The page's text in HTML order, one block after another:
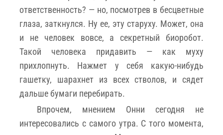
ответственность? — но, посмотрев в бесцветные
глаза, заткнулся. Ну ее, эту старуху. Может, она
и не человек вовсе, а секретный биоробот.
Такой человека придавить — как муху
прихлопнуть. Нажмет у себя какую-нибудь
гашетку, шарахнет из всех стволов, и сядет
дальше бумаги перебирать.
Впрочем, мнением Онни сегодня не
интересовались с самого утра. С того момента,